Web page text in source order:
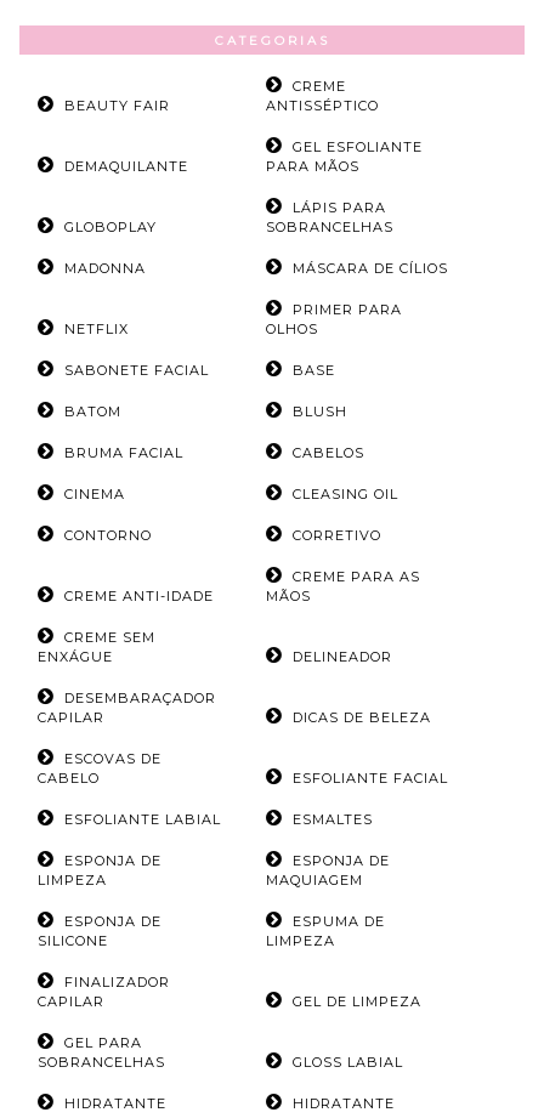
CATEGORIAS
BEAUTY FAIR
CREME
ANTISSÉPTICO
DEMAQUILANTE
GEL ESFOLIANTE
PARA MÃOS
GLOBOPLAY
LÁPIS PARA
SOBRANCELHAS
MADONNA MÁSCARA DE CÍLIOS
NETFLIX
PRIMER PARA
OLHOS
SABONETE FACIAL BASE
BATOM BLUSH
BRUMA FACIAL CABELOS
CINEMA CLEASING OIL
CONTORNO CORRETIVO
CREME ANTI-IDADE
CREME PARA AS
MÃOS
CREME SEM
ENXÁGUE
DELINEADOR
DESEMBARAÇADOR
CAPILAR
DICAS DE BELEZA
ESCOVAS DE
CABELO
ESFOLIANTE FACIAL
ESFOLIANTE LABIAL ESMALTES
ESPONJA DE
LIMPEZA
ESPONJA DE
MAQUIAGEM
ESPONJA DE
SILICONE
ESPUMA DE
LIMPEZA
FINALIZADOR
CAPILAR
GEL DE LIMPEZA
GEL PARA
SOBRANCELHAS
GLOSS LABIAL
HIDRATANTE
HIDRATANTE